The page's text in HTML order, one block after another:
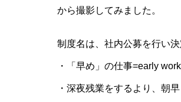
から撮影してみました。
制度名は、社内公募を行い決
・「早め」の仕事=early work
・深夜残業をするより、朝